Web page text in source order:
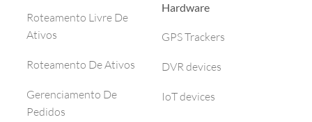
Roteamento Livre De
Ativos
Roteamento De Ativos
Gerenciamento De
Pedidos
Hardware
GPS Trackers
DVR devices
IoT devices